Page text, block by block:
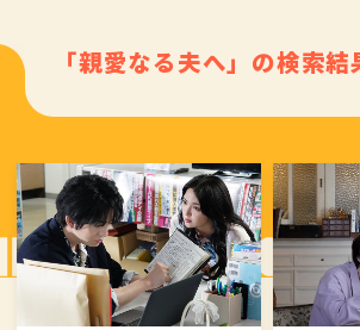
「親愛なる夫へ」の検索結